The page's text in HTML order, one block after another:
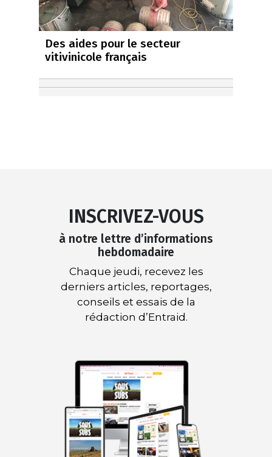
Des aides pour le secteur
vitivinicole français
INSCRIVEZ-VOUS
à notre lettre d’informations
hebdomadaire
Chaque jeudi, recevez les
derniers articles, reportages,
conseils et essais de la
rédaction d’Entraid.